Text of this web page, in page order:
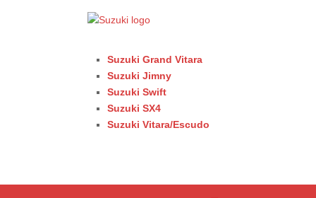
Suzuki Grand Vitara
Suzuki Jimny
Suzuki Swift
Suzuki SX4
Suzuki Vitara/Escudo